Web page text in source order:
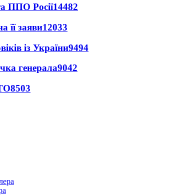
ППО Росії14482
її заяви12033
із України9494
генерала9042
8503